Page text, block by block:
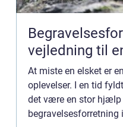
vejledning til
At miste en elsket er
oplevelser. I en tid
det være en stor hjælp
begravelsesforretning